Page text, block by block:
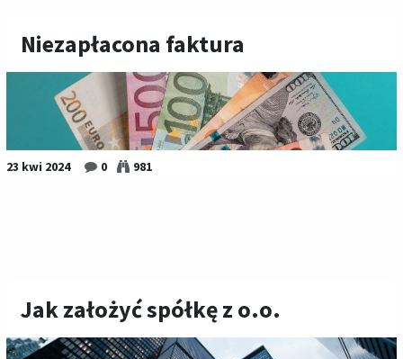
Niezapłacona faktura
23 kwi 2024 0 981
Jak założyć spółkę z o.o.